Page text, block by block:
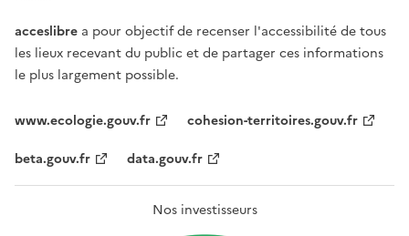
acceslibre a pour objectif de recenser l'accessibilité de tous
les lieux recevant du public et de partager ces informations
le plus largement possible.
www.ecologie.gouv.fr
cohesion-territoires.gouv.fr
beta.gouv.fr
data.gouv.fr
Nos investisseurs